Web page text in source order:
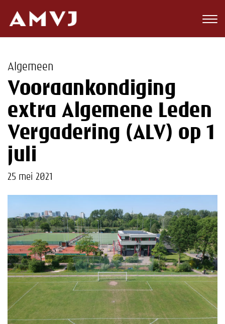
Wedstrijden
Nieuws
Teams
Jeugd
Toekomst
Help mee!
Shop
Lid worden
Contact
Algemeen
Vooraankondiging
extra Algemene Leden
Vergadering (ALV) op 1
juli
25 mei 2021